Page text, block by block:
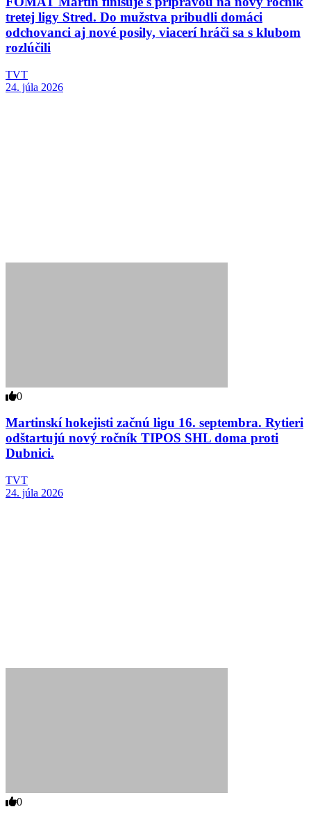
tretej ligy Stred. Do mužstva pribudli domáci
odchovanci aj nové posily, viacerí hráči sa s klubom
rozlúčili
TVT
24. júla 2026
0
Martinskí hokejisti začnú ligu 16. septembra. Rytieri
odštartujú nový ročník TIPOS SHL doma proti
Dubnici.
TVT
24. júla 2026
0